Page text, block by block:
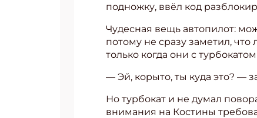
подножку, ввёл код
Чудесная вещь автопилот:
потому не сразу заметил,
только когда они с
— Эй, корыто, ты куда это? —
Но турбокат и не думал
внимания на Костины